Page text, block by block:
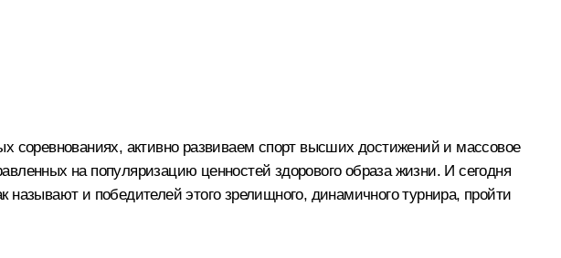
соревнованиях, активно развиваем спорт высших достижений и массовое
на популяризацию ценностей здорового образа жизни. И сегодня
и победителей этого зрелищного, динамичного турнира, пройти